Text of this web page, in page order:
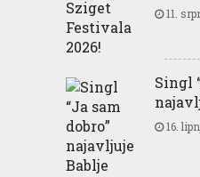
11.
Singl
16.